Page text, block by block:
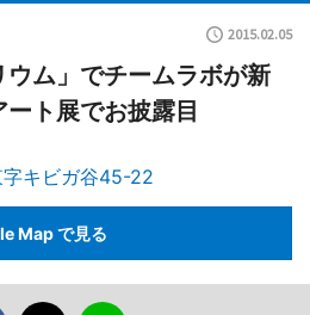
2015.02.05
ム」でチームラボが新
ト展でお披露目
キビガ谷45-22
Map で見る